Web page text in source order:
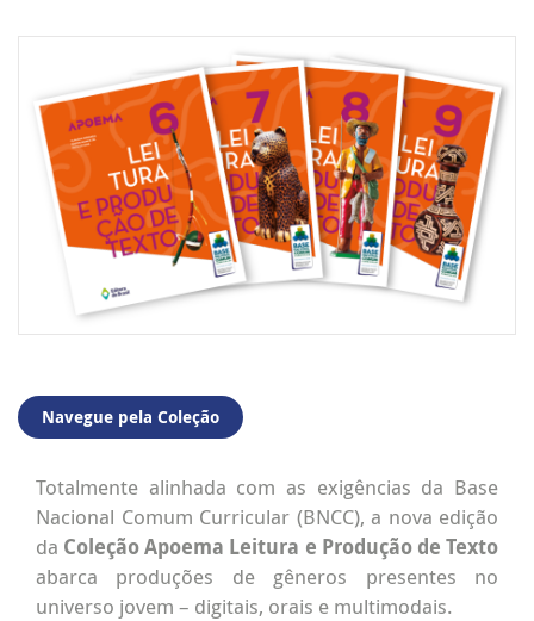
Navegue pela Coleção
Totalmente alinhada com as exigências da Base
Nacional Comum Curricular (BNCC), a nova edição
da Coleção Apoema Leitura e Produção de Texto
abarca produções de gêneros presentes no
universo jovem – digitais, orais e multimodais.